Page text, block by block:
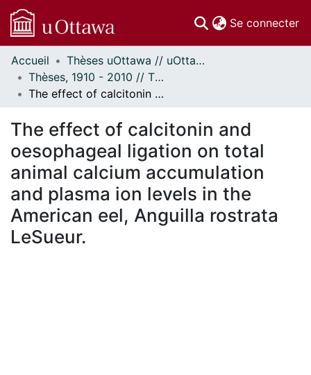
Se connecter
Communautés
et collections
Parcourir
À propos
Accueil
Thèses uOttawa // uOttawa Theses
Thèses, 1910 - 2010 // Theses, 1910 - 2010
The effect of calcitonin and oesophageal ligation on total animal calcium accumulation and plasma ion levels in the American eel, Anguilla rostrata LeSueur.
The effect of calcitonin and
oesophageal ligation on total
animal calcium accumulation
and plasma ion levels in the
American eel, Anguilla rostrata
LeSueur.